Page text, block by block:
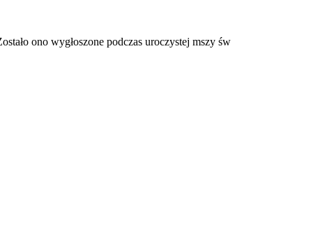
ono wygłoszone podczas uroczystej mszy św